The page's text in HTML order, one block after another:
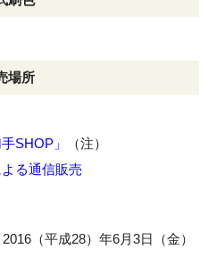
場所
手SHOP」
（注）
る通信販売
（平成28）年6月3日（金）